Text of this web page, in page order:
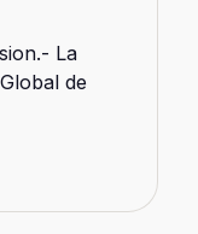
La
de